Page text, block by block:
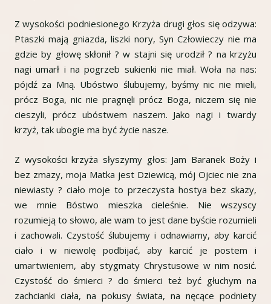
Z wysokości podniesionego Krzyża drugi głos się odzywa:
Ptaszki mają gniazda, liszki nory, Syn Człowieczy nie ma
gdzie by głowę skłonił ? w stajni się urodził ? na krzyżu
nagi umarł i na pogrzeb sukienki nie miał. Woła na nas:
pójdź za Mną. Ubóstwo ślubujemy, byśmy nic nie mieli,
prócz Boga, nic nie pragnęli prócz Boga, niczem się nie
cieszyli, prócz ubóstwem naszem. Jako nagi i twardy
krzyż, tak ubogie ma być życie nasze.
Z wysokości krzyża słyszymy głos: Jam Baranek Boży i
bez zmazy, moja Matka jest Dziewicą, mój Ojciec nie zna
niewiasty ? ciało moje to przeczysta hostya bez skazy,
we mnie Bóstwo mieszka cieleśnie. Nie wszyscy
rozumieją to słowo, ale wam to jest dane byście rozumieli
i zachowali. Czystość ślubujemy i odnawiamy, aby karcić
ciało i w niewolę podbijać, aby karcić je postem i
umartwieniem, aby stygmaty Chrystusowe w nim nosić.
Czystość do śmierci ? do śmierci też być głuchym na
zachcianki ciała, na pokusy świata, na nęcące podniety